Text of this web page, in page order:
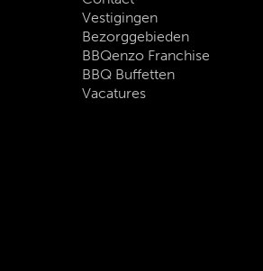
Vestigingen
Bezorggebieden
BBQenzo Franchise
BBQ Buffetten
Vacatures